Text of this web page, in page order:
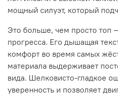
мощный силуэт, который
Это больше, чем просто топ
прогресса. Его дышащая
комфорт во время самых
материала выдерживает
вида. Шелковисто-гладкое
уверенность и позволяет